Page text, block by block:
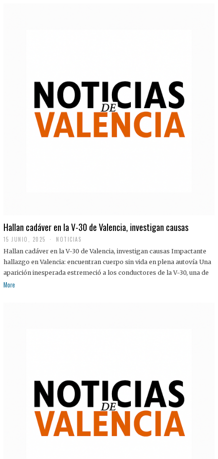
Hallan cadáver en la V-30 de Valencia, investigan causas
15 JUNIO, 2025 NOTICIAS
Hallan cadáver en la V-30 de Valencia, investigan causas Impactante
hallazgo en Valencia: encuentran cuerpo sin vida en plena autovía Una
aparición inesperada estremeció a los conductores de la V-30, una de
More